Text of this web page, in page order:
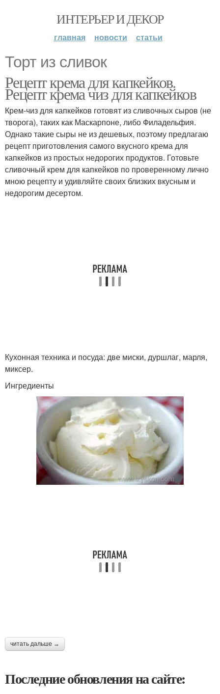
ИНТЕРЬЕР И ДЕКОР
главная новости статьи
Торт из сливок
Рецепт крема для капкейков.
Рецепт крема чиз для капкейков
Крем-чиз для капкейков готовят из сливочных сыров (не
творога), таких как Маскарпоне, либо Филадельфия.
Однако такие сыры не из дешевых, поэтому предлагаю
рецепт приготовления самого вкусного крема для
капкейков из простых недорогих продуктов. Готовьте
сливочный крем для капкейков по проверенному лично
мною рецепту и удивляйте своих близких вкусным и
недорогим десертом.
Кухонная техника и посуда: две миски, дуршлаг, марля,
миксер.
Ингредиенты
читать дальше →
Последние обновления на сайте: